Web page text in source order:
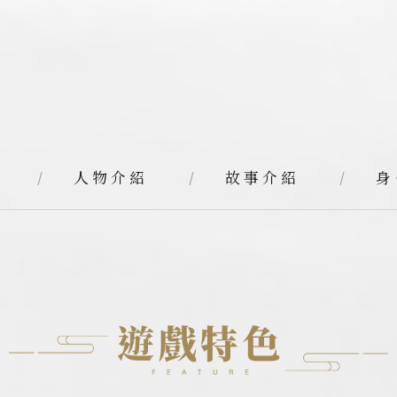
人物介紹 故事介紹